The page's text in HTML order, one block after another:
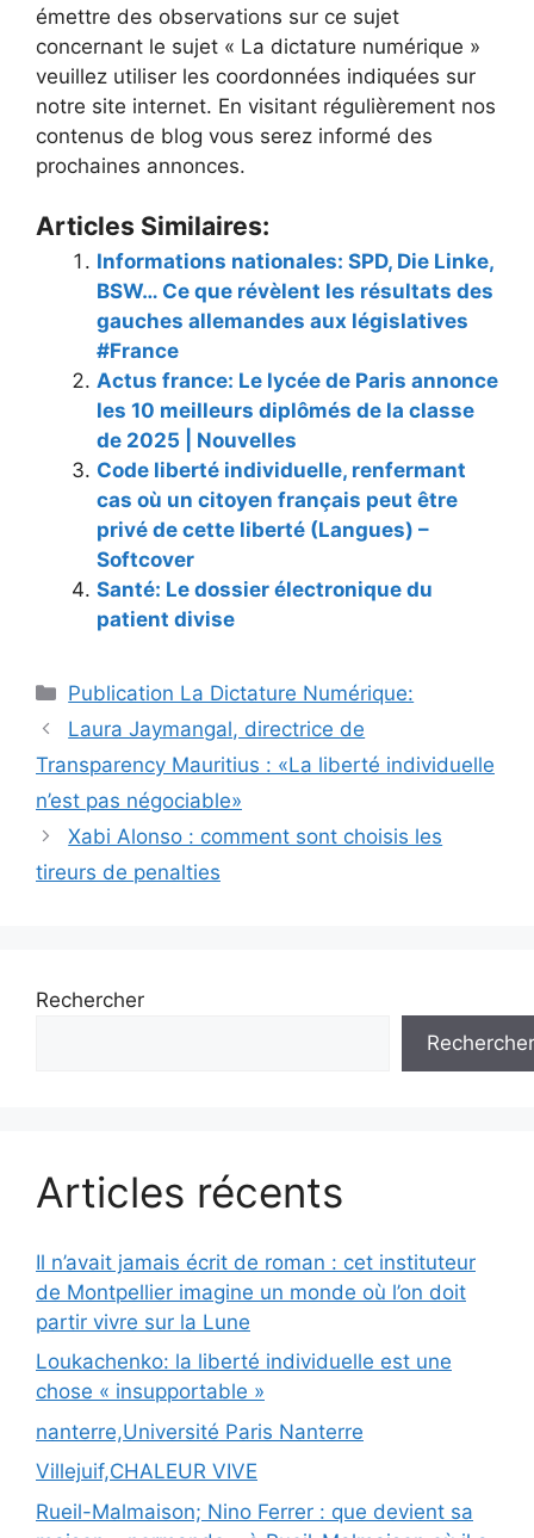
émettre des observations sur ce sujet
concernant le sujet « La dictature numérique »
veuillez utiliser les coordonnées indiquées sur
notre site internet. En visitant régulièrement nos
contenus de blog vous serez informé des
prochaines annonces.
Articles Similaires:
Informations nationales: SPD, Die Linke,
BSW… Ce que révèlent les résultats des
gauches allemandes aux législatives
#France
Actus france: Le lycée de Paris annonce
les 10 meilleurs diplômés de la classe
de 2025 | Nouvelles
Code liberté individuelle, renfermant
cas où un citoyen français peut être
privé de cette liberté (Langues) –
Softcover
Santé: Le dossier électronique du
patient divise
Catégories
Publication La Dictature Numérique:
Laura Jaymangal, directrice de
Transparency Mauritius : «La liberté individuelle
n’est pas négociable»
Xabi Alonso : comment sont choisis les
tireurs de penalties
Rechercher
Rechercher
Articles récents
Il n’avait jamais écrit de roman : cet instituteur
de Montpellier imagine un monde où l’on doit
partir vivre sur la Lune
Loukachenko: la liberté individuelle est une
chose « insupportable »
nanterre,Université Paris Nanterre
Villejuif,CHALEUR VIVE
Rueil-Malmaison; Nino Ferrer : que devient sa